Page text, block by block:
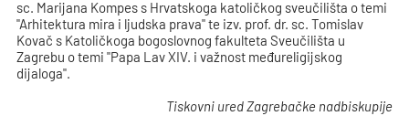
sc. Marijana Kompes s Hrvatskoga katoličkog sveučilišta o temi
"Arhitektura mira i ljudska prava" te izv. prof. dr. sc. Tomislav
Kovač s Katoličkoga bogoslovnog fakulteta Sveučilišta u
Zagrebu o temi "Papa Lav XIV. i važnost međureligijskog
dijaloga".
Tiskovni ured Zagrebačke nadbiskupije